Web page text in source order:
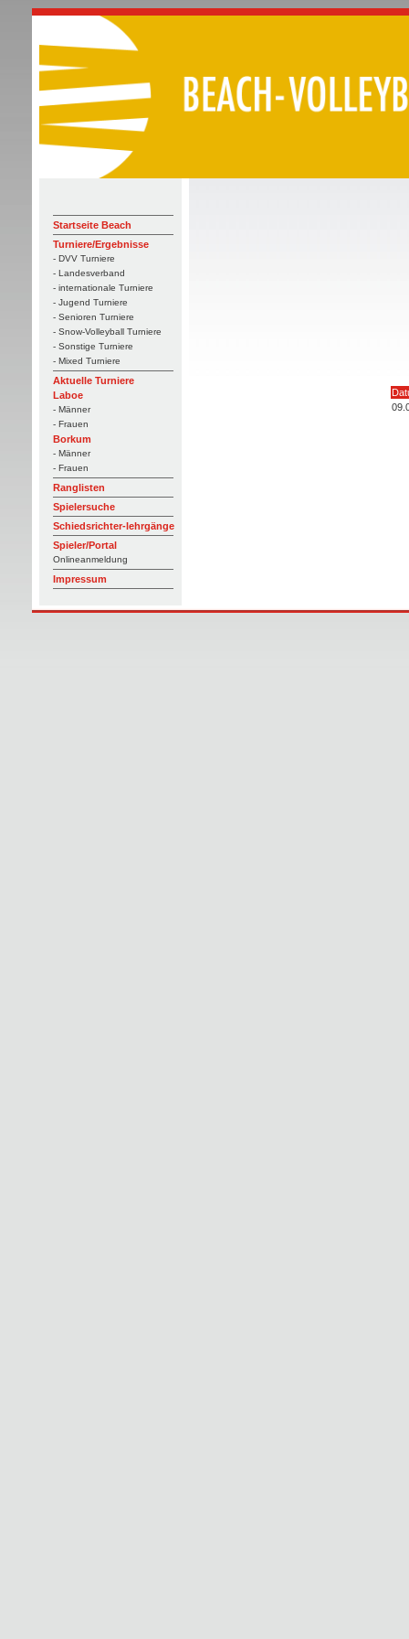
Startseite Beach
Turniere/Ergebnisse
- DVV Turniere
- Landesverband
- internationale Turniere
- Jugend Turniere
- Senioren Turniere
- Snow-Volleyball Turniere
- Sonstige Turniere
- Mixed Turniere
Aktuelle Turniere
Laboe
- Männer
- Frauen
Borkum
- Männer
- Frauen
Ranglisten
Spielersuche
Schiedsrichter-lehrgänge
Spieler/Portal
Onlineanmeldung
Impressum